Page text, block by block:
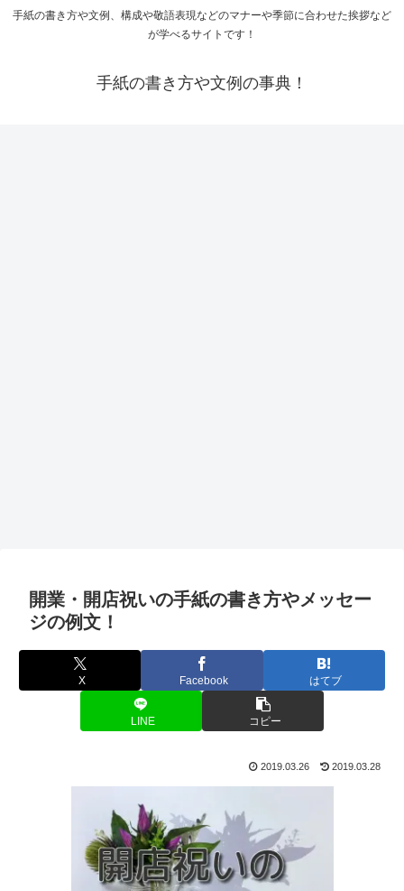
手紙の書き方や文例、構成や敬語表現などのマナーや季節に合わせた挨拶など
が学べるサイトです！
手紙の書き方や文例の事典！
開業・開店祝いの手紙の書き方やメッセー
ジの例文！
X Facebook はてブ
LINE コピー
2019.03.26 2019.03.28